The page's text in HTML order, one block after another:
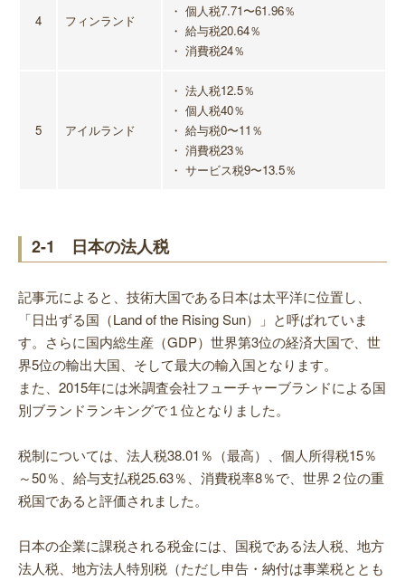
4 フィンランド
・ 個人税7.71〜61.96％
・ 給与税20.64％
・ 消費税24％
5 アイルランド
・ 法人税12.5％
・ 個人税40％
・ 給与税0〜11％
・ 消費税23％
・ サービス税9〜13.5％
2-1 日本の法人税
記事元によると、技術大国である日本は太平洋に位置し、
「日出ずる国（Land of the Rising Sun）」と呼ばれていま
す。さらに国内総生産（GDP）世界第3位の経済大国で、世
界5位の輸出大国、そして最大の輸入国となります。
また、2015年には米調査会社フューチャーブランドによる国
別ブランドランキングで１位となりました。
税制については、法人税38.01％（最高）、個人所得税15％
～50％、給与支払税25.63％、消費税率8％で、世界２位の重
税国であると評価されました。
日本の企業に課税される税金には、国税である法人税、地方
法人税、地方法人特別税（ただし申告・納付は事業税ととも